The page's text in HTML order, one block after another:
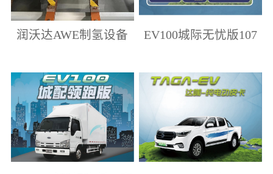
润沃达AWE制氢设备 EV100城际无忧版107